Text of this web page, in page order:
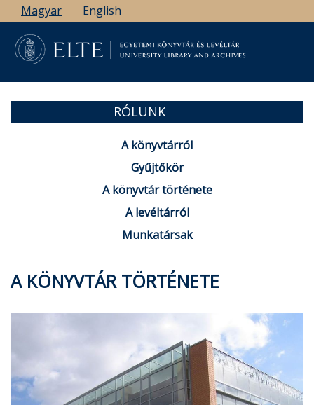
Ugrás
a
tartalomra
Magyar English
RÓLUNK
A könyvtárról
Gyűjtőkör
A könyvtár története
A levéltárról
Munkatársak
A KÖNYVTÁR TÖRTÉNETE